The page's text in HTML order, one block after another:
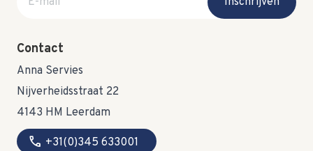
Contact
Anna Servies
Nijverheidsstraat 22
4143 HM Leerdam
call +31(0)345 633001